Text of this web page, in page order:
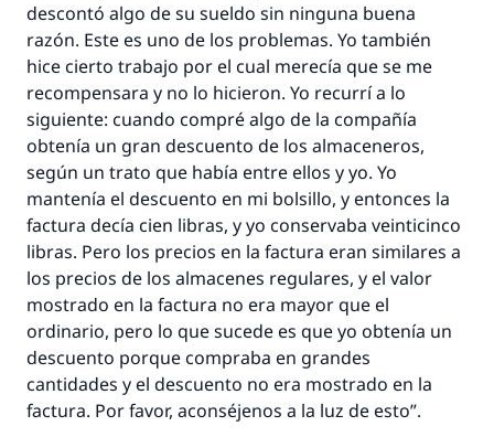
descontó algo de su sueldo sin ninguna buena
razón. Este es uno de los problemas. Yo también
hice cierto trabajo por el cual merecía que se me
recompensara y no lo hicieron. Yo recurrí a lo
siguiente: cuando compré algo de la compañía
obtenía un gran descuento de los almaceneros,
según un trato que había entre ellos y yo. Yo
mantenía el descuento en mi bolsillo, y entonces la
factura decía cien libras, y yo conservaba veinticinco
libras. Pero los precios en la factura eran similares a
los precios de los almacenes regulares, y el valor
mostrado en la factura no era mayor que el
ordinario, pero lo que sucede es que yo obtenía un
descuento porque compraba en grandes
cantidades y el descuento no era mostrado en la
factura. Por favor, aconséjenos a la luz de esto”.